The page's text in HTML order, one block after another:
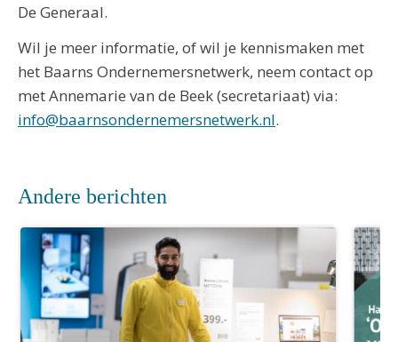
De Generaal.
Wil je meer informatie, of wil je kennismaken met
het Baarns Ondernemersnetwerk, neem contact op
met Annemarie van de Beek (secretariaat) via:
info@baarnsondernemersnetwerk.nl.
Andere berichten